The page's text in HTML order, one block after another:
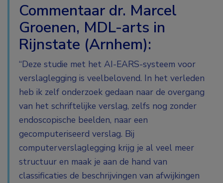
Commentaar dr. Marcel
Groenen, MDL-arts in
Rijnstate (Arnhem):
“Deze studie met het AI-EARS-systeem voor
verslaglegging is veelbelovend. In het verleden
heb ik zelf onderzoek gedaan naar de overgang
van het schriftelijke verslag, zelfs nog zonder
endoscopische beelden, naar een
gecomputeriseerd verslag. Bij
computerverslaglegging krijg je al veel meer
structuur en maak je aan de hand van
classificaties de beschrijvingen van afwijkingen